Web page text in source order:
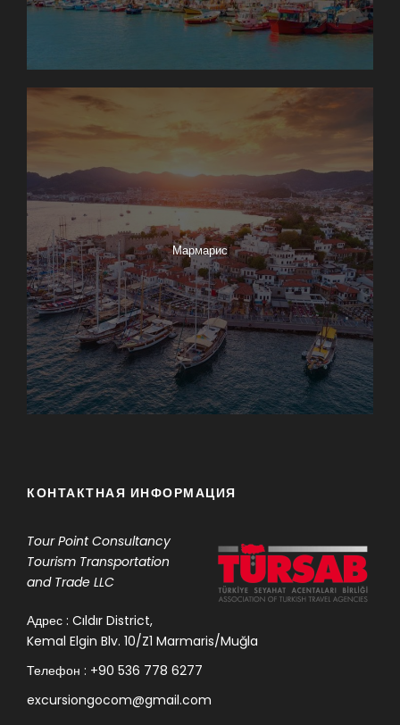
Мармарис
КОНТАКТНАЯ ИНФОРМАЦИЯ
Tour PointConsultancy
Tourism Transportation
and Trade LLC
Адрес : Cıldır District,
Kemal Elgin Blv. 10/Z1 Marmaris/Muğla
Телефон : +90 536 778 6277
excursiongocom@gmail.com